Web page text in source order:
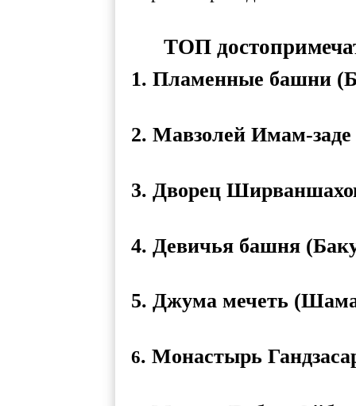
ТОП
1. Пламенные башни
2. Мавзолей Имам-
3. Дворец
4. Девичья башня
5. Джума мечеть
6. Монастырь